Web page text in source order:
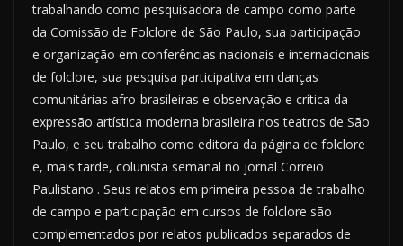
trabalhando como pesquisadora de campo como parte
da Comissão de Folclore de São Paulo, sua participação
e organização em conferências nacionais e internacionais
de folclore, sua pesquisa participativa em danças
comunitárias afro-brasileiras e observação e crítica da
expressão artística moderna brasileira nos teatros de São
Paulo, e seu trabalho como editora da página de folclore
e, mais tarde, colunista semanal no jornal Correio
Paulistano . Seus relatos em primeira pessoa de trabalho
de campo e participação em cursos de folclore são
complementados por relatos publicados separados de